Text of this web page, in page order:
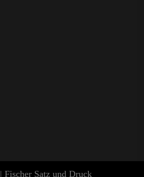
| Fischer Satz und Druck